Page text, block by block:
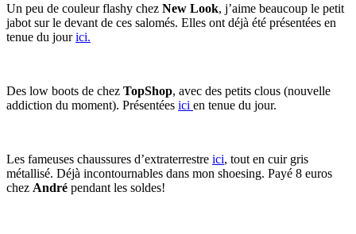
Un peu de couleur flashy chez New Look, j’aime beaucoup le petit
jabot sur le devant de ces salomés. Elles ont déjà été présentées en
tenue du jourici.
Des low boots de chez TopShop, avec des petits clous (nouvelle
addiction du moment). Présentées ici en tenue du jour.
Les fameuses chaussures d’extraterrestre ici, tout en cuir gris
métallisé. Déjà incontournables dans mon shoesing. Payé 8 euros
chez André pendant les soldes!